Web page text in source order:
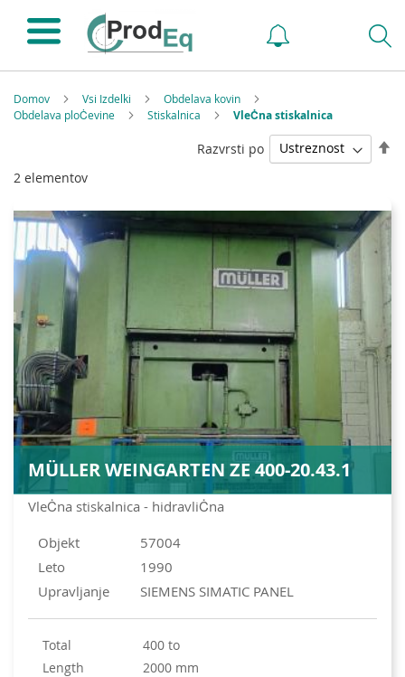
Domov Vsi Izdelki
Obdelava kovin
Obdelava ploĊevine
Stiskalnica VleĊna stiskalnica
2 elementov
Razvrsti po
VleĊna stiskalnica - hidravliĊna
MÜLLER WEINGARTEN ZE 400-20.43.1
Objekt
57004
Leto
1990
Upravljanje
SIEMENS SIMATIC PANEL
Total
400 to
length
2000 mm